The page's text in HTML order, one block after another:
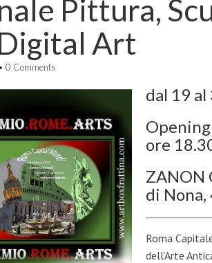
Pittura,
Art
• 0 Comments
dal 19
ore
ZANON
di Nona,
Roma
dell’Arte